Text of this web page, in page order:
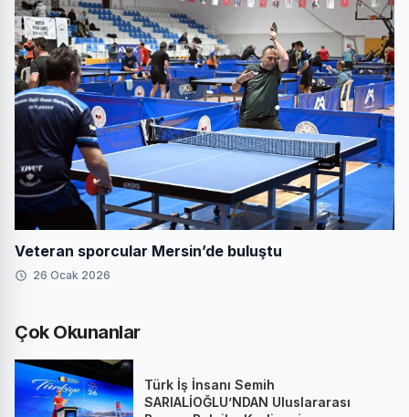
Veteran sporcular Mersin’de buluştu
26 Ocak 2026
Çok Okunanlar
Türk İş İnsanı Semih
SARIALİOĞLU’NDAN Uluslararası